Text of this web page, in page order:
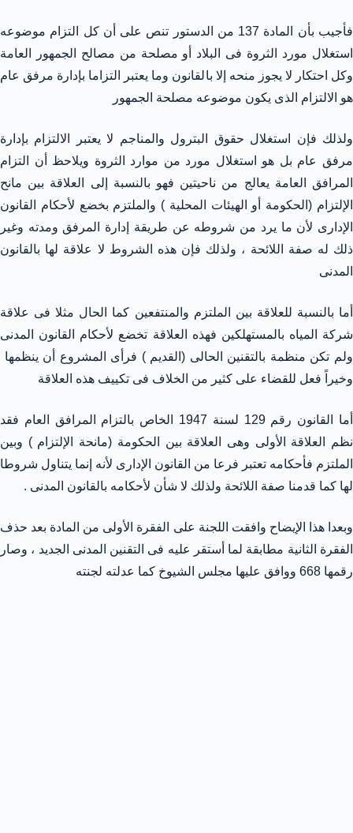
فأجيب بأن المادة 137 من الدستور تنص على أن كل التزام موضوعه
استغلال مورد الثروة فى البلاد أو مصلحة من مصالح الجمهور العامة
وكل احتكار لا يجوز منحه إلا بالقانون وما يعتبر التزاما بإدارة مرفق عام
هو الالتزام الذى يكون موضوعه مصلحة الجمهور
ولذلك فإن استغلال حقوق البترول والمناجم لا يعتبر الالتزام بإدارة
مرفق عام بل هو استغلال مورد من موارد الثروة ويلاحظ أن التزام
المرافق العامة يعالج من ناحيتين فهو بالنسبة إلى العلاقة بين مانح
الإلتزام (الحكومة أو الهيئات المحلية ) والملتزم بخضع لأحكام القانون
الإدارى لأن ما يرد من شروطه عن طريقة إدارة المرفق ومدته وغير
ذلك له صفة اللائحة ، ولذلك فإن هذه الشروط لا علاقة لها بالقانون
المدنى
أما بالنسبة للعلاقة بين الملتزم والمنتفعين كما الحال مثلا فى علاقة
شركة المياه بالمستهلكين فهذه العلاقة تخضع لأحكام القانون المدنى
ولم تكن منظمة بالتقنين الحالى (القديم ) فرأى المشروع أن ينظمها
وخيراً فعل للقضاء على كثير من الخلاف فى تكييف هذه العلاقة
أما القانون رقم 129 لسنة 1947 الخاص بالتزام المرافق العام فقد
نظم العلاقة الأولى وهى العلاقة بين الحكومة (مانحة الإلتزام ) وبين
الملتزم فأحكامه تعتبر فرعا من القانون الإدارى لأنه إنما يتناول شروطا
لها كما قدمنا صفة اللائحة ولذلك لا شأن لأحكامه بالقانون المدنى .
وبعدا هذا الإيضاح وافقت اللجنة على الفقرة الأولى من المادة بعد حذف
الفقرة الثانية مطابقة لما أستقر عليه فى التقنين المدنى الجديد ، وصار
رقمها 668 ووافق عليها مجلس الشيوخ كما عدلته لجنته